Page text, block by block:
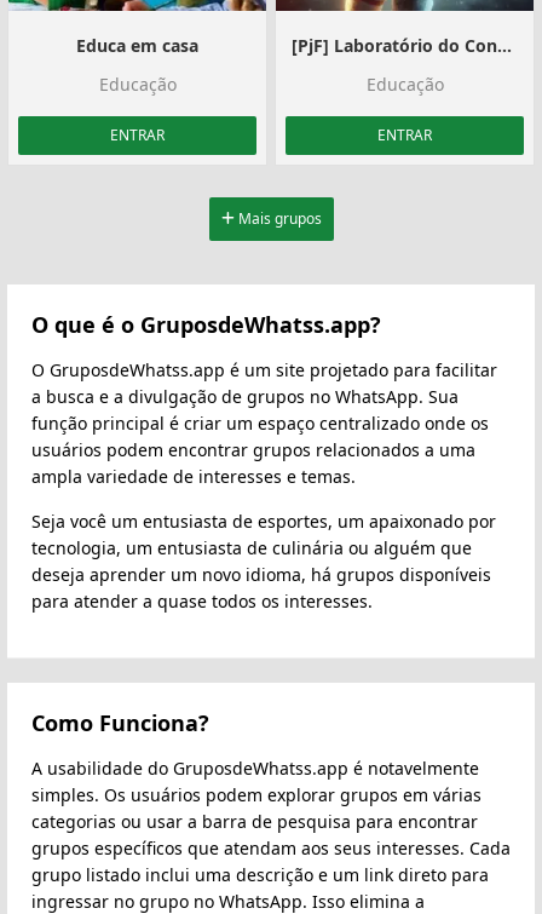
Educa em casa
Educação
ENTRAR
[PjF] Laboratório do Conhecimento
Educação
ENTRAR
Mais grupos
O que é o GruposdeWhatss.app?
O GruposdeWhatss.app é um site projetado para facilitar
a busca e a divulgação de grupos no WhatsApp. Sua
função principal é criar um espaço centralizado onde os
usuários podem encontrar grupos relacionados a uma
ampla variedade de interesses e temas.
Seja você um entusiasta de esportes, um apaixonado por
tecnologia, um entusiasta de culinária ou alguém que
deseja aprender um novo idioma, há grupos disponíveis
para atender a quase todos os interesses.
Como Funciona?
A usabilidade do GruposdeWhatss.app é notavelmente
simples. Os usuários podem explorar grupos em várias
categorias ou usar a barra de pesquisa para encontrar
grupos específicos que atendam aos seus interesses. Cada
grupo listado inclui uma descrição e um link direto para
ingressar no grupo no WhatsApp. Isso elimina a